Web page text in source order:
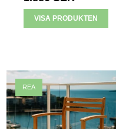
VISA PRODUKTEN
REA